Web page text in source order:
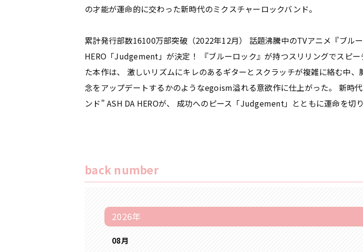
の才能が運命的に交わった新時代のミクスチャーロックバンド。
累計発行部数16100万部突破（2022年12月） 話題沸騰中のTVアニメ『ブル
HERO「Judgement」が決定！ 『ブルーロック』が持つスリリングでスピ
た本作は、 激しいリズムにキレのあるギターとスクラッチが複雑に絡む中
念をアップデートするかのようなegoism溢れる意欲作に仕上がった。 新時
ンド” ASH DA HEROが、 成功へのピース「Judgement」とともに運命を切
back number
2026年
08月